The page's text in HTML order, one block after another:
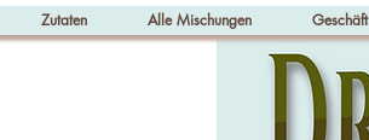
Zutaten Alle Mischungen Geschäft